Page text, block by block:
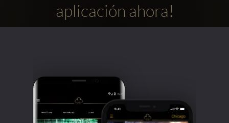
sociales:
aplicación ahora!